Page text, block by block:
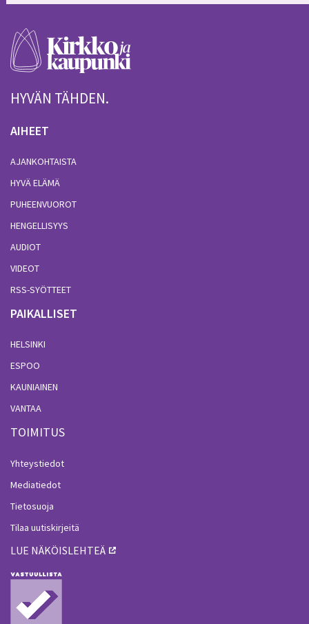
HYVÄN TÄHDEN.
AIHEET
AJANKOHTAISTA
HYVÄ ELÄMÄ
PUHEENVUOROT
HENGELLISYYS
AUDIOT
VIDEOT
RSS-SYÖTTEET
PAIKALLISET
HELSINKI
ESPOO
KAUNIAINEN
VANTAA
TOIMITUS
Yhteystiedot
Mediatiedot
Tietosuoja
Tilaa uutiskirjeitä
LUE NÄKÖISLEHTEÄ